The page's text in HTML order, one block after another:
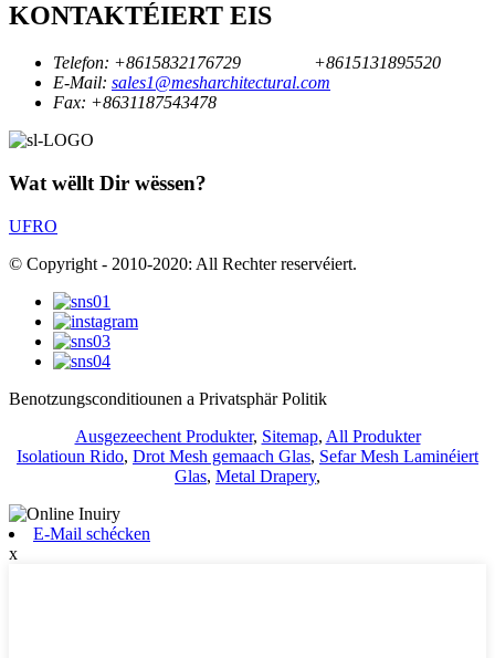
KONTAKTÉIERT EIS
Telefon: +8615832176729
+8615131895520
E-Mail: sales1@mesharchitectural.com
Fax: +8631187543478
Wat wëllt Dir wëssen?
UFRO
© Copyright - 2010-2020: All Rechter reservéiert.
Benotzungsconditiounen a Privatsphär Politik
Ausgezeechent Produkter, Sitemap, All Produkter
Isolatioun Rido, Drot Mesh gemaach Glas, Sefar Mesh Laminéiert
Glas, Metal Drapery,
E-Mail schécken
x